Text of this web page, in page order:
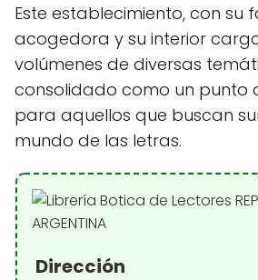
Este establecimiento, con su
acogedora y su interior
volúmenes de diversas
consolidado como un punto
para aquellos que buscan
mundo de las letras.
Dirección